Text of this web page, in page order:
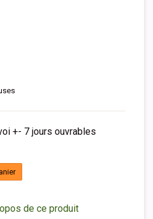
+- 7 jours ouvrables
de ce produit